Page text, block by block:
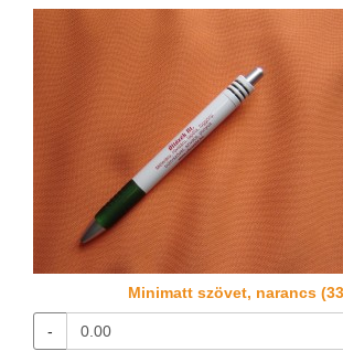
Minimatt szövet, narancs
-